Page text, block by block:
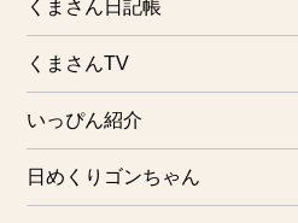
くまさん日記帳
くまさんTV
いっぴん紹介
日めくりゴンちゃん